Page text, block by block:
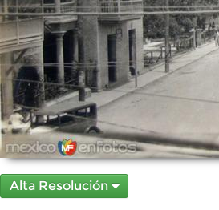
Alta Resolución